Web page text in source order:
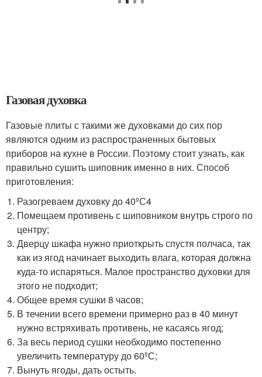
Газовая духовка
Газовые плиты с такими же духовками до сих пор
являются одним из распространенных бытовых
приборов на кухне в России. Поэтому стоит узнать, как
правильно сушить шиповник именно в них. Способ
приготовления:
Разогреваем духовку до 40ºС4
Помещаем противень с шиповником внутрь строго по
центру;
Дверцу шкафа нужно приоткрыть спустя полчаса, так
как из ягод начинает выходить влага, которая должна
куда-то испаряться. Малое пространство духовки для
этого не подходит;
Общее время сушки 8 часов;
В течении всего времени примерно раз в 40 минут
нужно встряхивать противень, не касаясь ягод;
За весь период сушки необходимо постепенно
увеличить температуру до 60ºС;
Вынуть ягоды, дать остыть.